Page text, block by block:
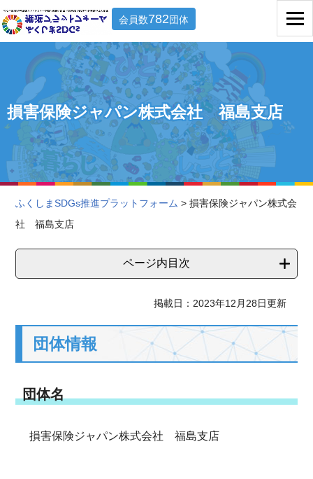
会員数782団体
損害保険ジャパン株式会社 福島支店
ふくしまSDGs推進プラットフォーム > 損害保険ジャパン株式会
社 福島支店
ページ内目次
掲載日：2023年12月28日更新
団体情報
団体名
損害保険ジャパン株式会社 福島支店